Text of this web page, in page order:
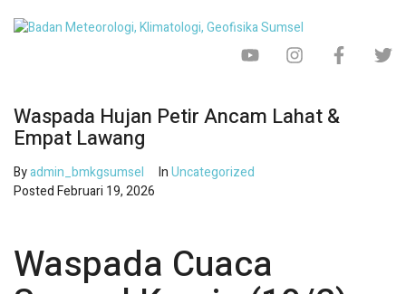
Waspada Hujan Petir Ancam Lahat &
Empat Lawang
Byadmin_bmkgsumsel InUncategorized
PostedFebruari 19, 2026
Waspada Cuaca